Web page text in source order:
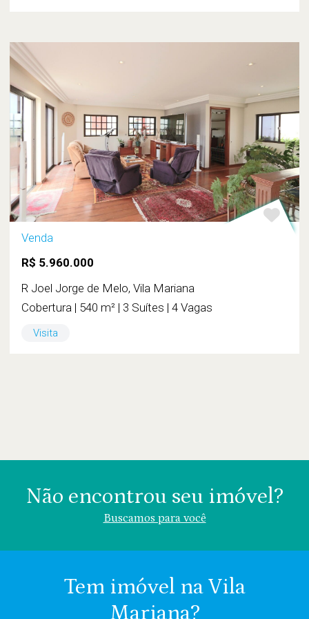
Venda
R$ 5.960.000
R Joel Jorge de Melo, Vila Mariana
Cobertura | 540 m² | 3 Suítes | 4 Vagas
Visita
Não encontrou seu imóvel?
Buscamos para você
Tem imóvel na Vila
Mariana?